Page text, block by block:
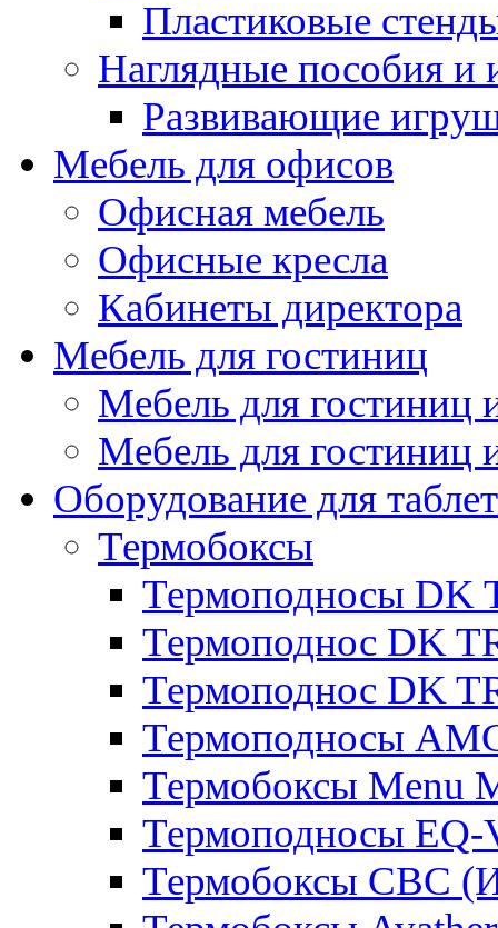
Пластиковые
Наглядные пособия и
Развивающие
Мебель для офисов
Офисная мебель
Офисные кресла
Кабинеты директора
Мебель для гостиниц
Мебель для
Мебель для гостиниц
Оборудование для
Термобоксы
Термоподносы DK
Термоподнос DK
Термоподнос DK
Термоподносы
Термобоксы Menu
Термоподносы EQ-
Термобоксы CBC